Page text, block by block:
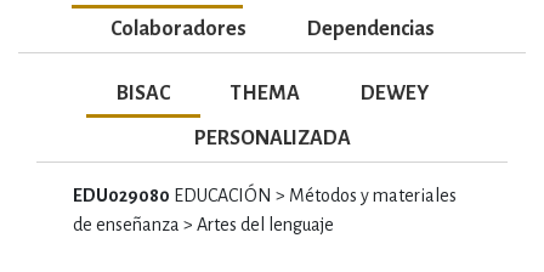
Colaboradores Dependencias
BISAC THEMA DEWEY
PERSONALIZADA
EDU029080 EDUCACIÓN > Métodos y materiales
de enseñanza > Artes del lenguaje